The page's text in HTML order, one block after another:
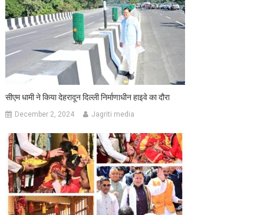
सीएम धामी ने किया देहरादून दिल्ली निर्माणाधीन हाइवे का दौरा
December 2, 2024 Jagriti media